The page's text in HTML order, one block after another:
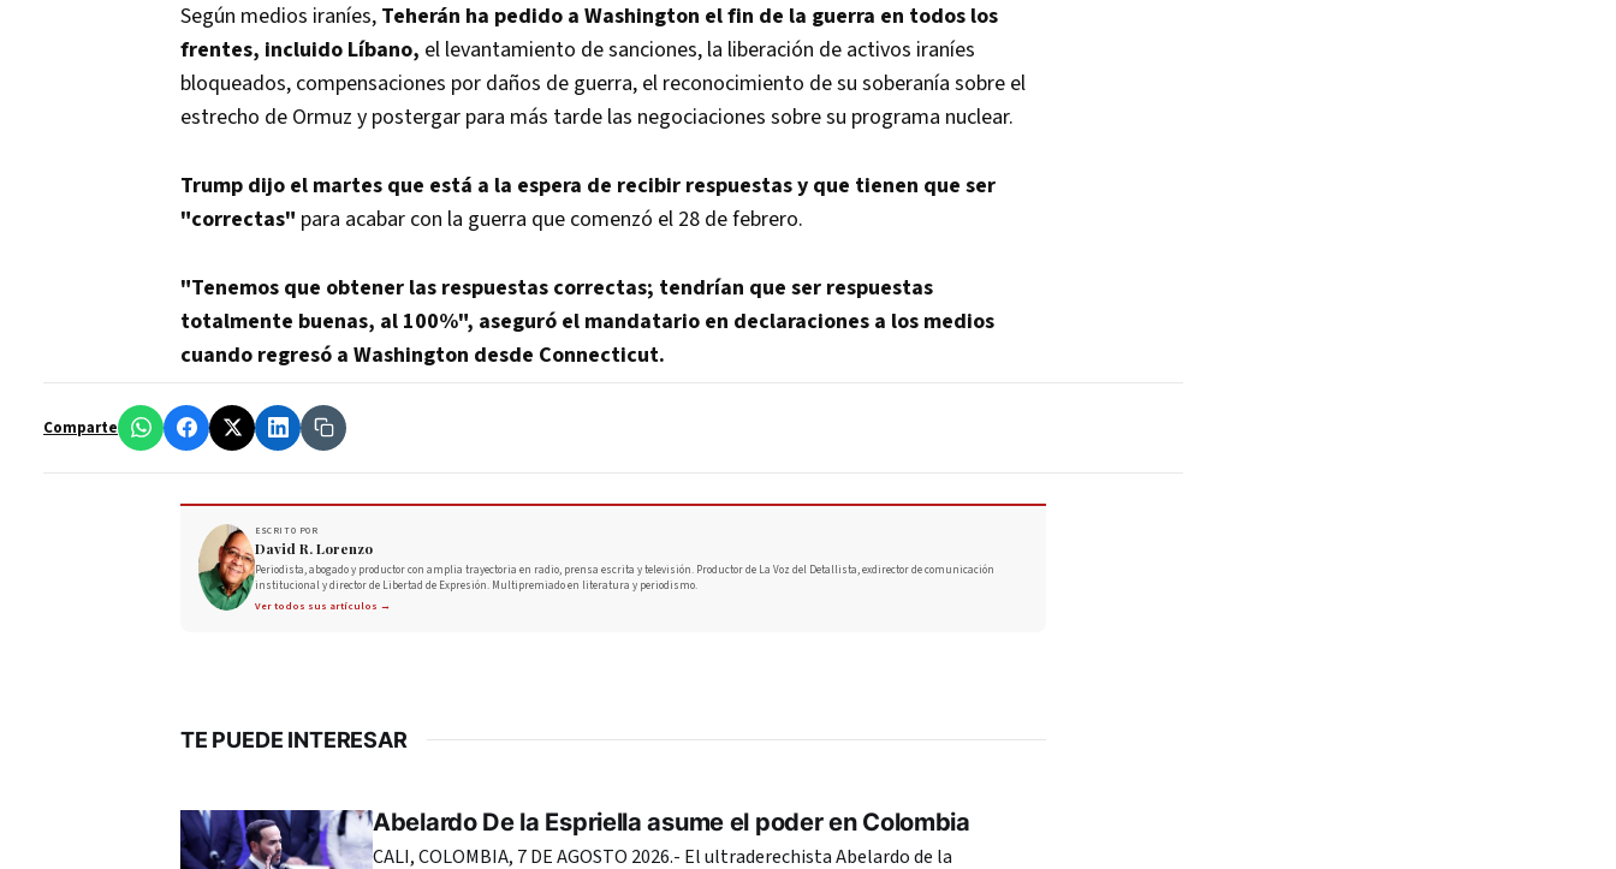
Según medios iraníes, Teherán ha pedido a Washington el fin de la guerra en todos los
frentes, incluido Líbano, el levantamiento de sanciones, la liberación de activos iraníes
bloqueados, compensaciones por daños de guerra, el reconocimiento de su soberanía sobre el
estrecho de Ormuz y postergar para más tarde las negociaciones sobre su programa nuclear.
Trump dijo el martes que está a la espera de recibir respuestas y que tienen que ser
"correctas" para acabar con la guerra que comenzó el 28 de febrero.
"Tenemos que obtener las respuestas correctas; tendrían que ser respuestas
totalmente buenas, al 100%", aseguró el mandatario en declaraciones a los medios
cuando regresó a Washington desde Connecticut.
Comparte
ESCRITO POR
David R. Lorenzo
Periodista, abogado y productor con amplia trayectoria en radio, prensa escrita y televisión. Productor de La Voz del Detallista, exdirector de comunicación
institucional y director de Libertad de Expresión. Multipremiado en literatura y periodismo.
Ver todos sus artículos →
TE PUEDE INTERESAR
Abelardo De la Espriella asume el poder en Colombia
CALI, COLOMBIA, 7 DE AGOSTO 2026.- El ultraderechista Abelardo de la